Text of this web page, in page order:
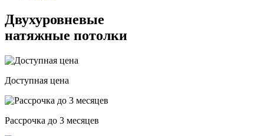
Двухуровневые
натяжные потолки
Доступная цена
Рассрочка до 3 месяцев